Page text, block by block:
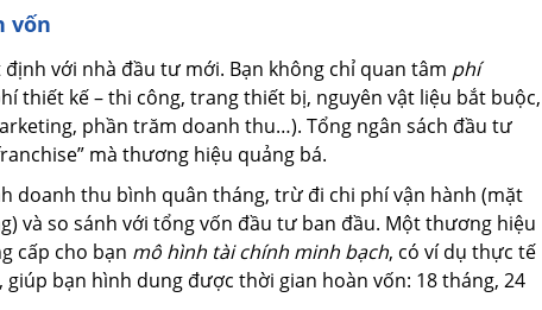
vốn
với nhà đầu tư mới. Bạn không chỉ quan tâm phí
thiết kế – thi công, trang thiết bị, nguyên vật liệu bắt buộc,
phần trăm doanh thu…). Tổng ngân sách đầu tư
mà thương hiệu quảng bá.
doanh thu bình quân tháng, trừ đi chi phí vận hành (mặt
và so sánh với tổng vốn đầu tư ban đầu. Một thương hiệu
cấp cho bạn mô hình tài chính minh bạch, có ví dụ thực tế
bạn hình dung được thời gian hoàn vốn: 18 tháng, 24